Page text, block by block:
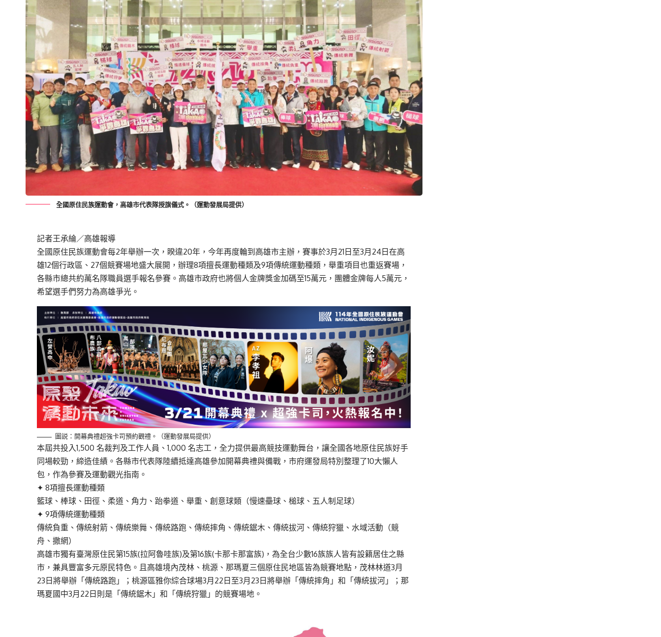
全國原住民族運動會，高雄市代表隊授旗儀式。（運動發展局提供）
記者王承綸／高雄報導
全國原住民族運動會每2年舉辦一次，睽違20年，今年再度輪到高雄市主辦，賽事於3月21日至3月24日在高
雄12個行政區、27個競賽場地盛大展開，辦理8項擅長運動種類及9項傳統運動種類，舉重項目也重返賽場，
各縣市總共約萬名隊職員選手報名參賽。高雄市政府也將個人金牌獎金加碼至15萬元，團體金牌每人5萬元，
希望選手們努力為高雄爭光。
圖説：開幕典禮超強卡司預約觀禮。（運動發展局提供）
本屆共投入1,500 名裁判及工作人員、1,000 名志工，全力提供最高競技運動舞台，讓全國各地原住民族好手
同場較勁，締造佳績。各縣市代表隊陸續抵達高雄參加開幕典禮與備戰，市府運發局特別整理了10大懶人
包，作為參賽及運動觀光指南。
✦ 8項擅長運動種類
籃球、棒球、田徑、柔道、角力、跆拳道、舉重、創意球類（慢速壘球、槌球、五人制足球）
✦ 9項傳統運動種類
傳統負重、傳統射箭、傳統樂舞、傳統路跑、傳統摔角、傳統鋸木、傳統拔河、傳統狩獵、水域活動（競
舟、撒網）
高雄市獨有臺灣原住民第15族(拉阿魯哇族)及第16族(卡那卡那富族)，為全台少數16族族人皆有設籍居住之縣
市，兼具豐富多元原民特色。且高雄境內茂林、桃源、那瑪夏三個原住民地區皆為競賽地點，茂林林道3月
23日將舉辦「傳統路跑」；桃源區雅你綜合球場3月22日至3月23日將舉辦「傳統摔角」和「傳統拔河」；那
瑪夏國中3月22日則是「傳統鋸木」和「傳統狩獵」的競賽場地。